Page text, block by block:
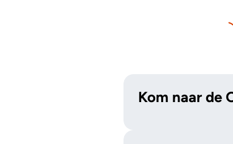
Kom naar de